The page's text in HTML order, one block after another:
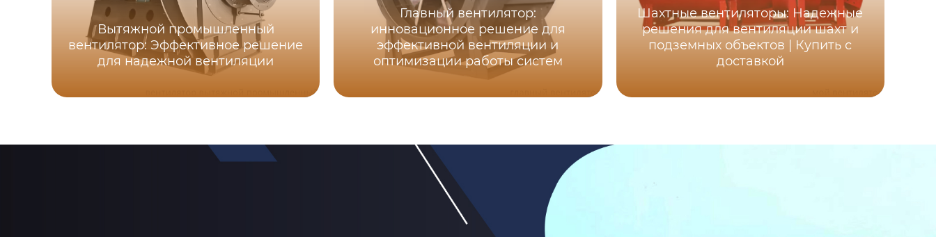
Вытяжной промышленный
вентилятор: Эффективное решение
для надежной вентиляции
Главный вентилятор:
инновационное решение для
эффективной вентиляции и
оптимизации работы систем
Шахтные вентиляторы: Надежные
решения для вентиляции шахт и
подземных объектов | Купить с
доставкой